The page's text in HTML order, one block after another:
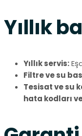
Yıllık
Yıllık servis:
Filtre ve su
Tesisat ve su
hata kodları